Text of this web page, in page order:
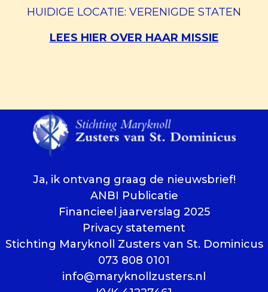
HUIDIGE LOCATIE: VERENIGDE STATEN
LEES HIER OVER HAAR MISSIE
Ja, ik ontvang graag de nieuwsbrief!
ANBI Publicatie
Financieel jaarverslag 2025
Privacy statement
Stichting Maryknoll Zusters van St. Dominicus
073 808 0101
info@maryknollzusters.nl